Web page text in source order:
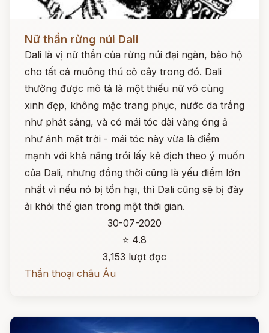
Nữ thần rừng núi Dali
Dali là vị nữ thần của rừng núi đại ngàn, bảo hộ
cho tất cả muông thú cỏ cây trong đó. Dali
thường được mô tả là một thiếu nữ vô cùng
xinh đẹp, không mặc trang phục, nước da trắng
như phát sáng, và có mái tóc dài vàng óng ả
như ánh mặt trời - mái tóc này vừa là điểm
mạnh với khả năng trói lấy kẻ địch theo ý muốn
của Dali, nhưng đồng thời cũng là yếu điểm lớn
nhất vì nếu nó bị tổn hại, thì Dali cũng sẽ bị đày
ải khỏi thế gian trong một thời gian.
30-07-2020
⭐ 4.8
3,153 lượt đọc
Thần thoại châu Âu